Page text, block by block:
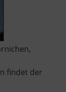
findet der